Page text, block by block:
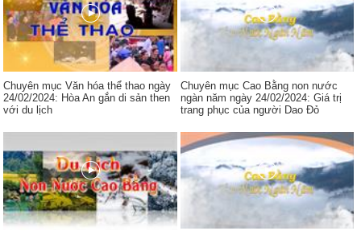
Chuyên mục Văn hóa thể thao ngày
24/02/2024: Hòa An gắn di sản then
với du lịch
Chuyên mục Cao Bằng non nước
ngàn năm ngày 24/02/2024: Giá trị
trang phục của người Dao Đỏ